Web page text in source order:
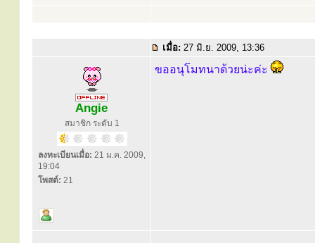
เมื่อ: 27 มิ.ย. 2009, 13:36
Angie
สมาชิก ระดับ 1
ลงทะเบียนเมื่อ: 21 ม.ค. 2009,
19:04
โพสต์: 21
ขออนุโมทนาด้วยน่ะค่ะ